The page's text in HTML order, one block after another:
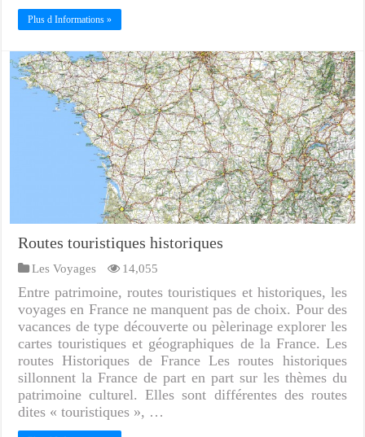
Plus d Informations »
Routes touristiques historiques
Les Voyages 14,055
Entre patrimoine, routes touristiques et historiques, les
voyages en France ne manquent pas de choix. Pour des
vacances de type découverte ou pèlerinage explorer les
cartes touristiques et géographiques de la France. Les
routes Historiques de France Les routes historiques
sillonnent la France de part en part sur les thèmes du
patrimoine culturel. Elles sont différentes des routes
dites « touristiques », …